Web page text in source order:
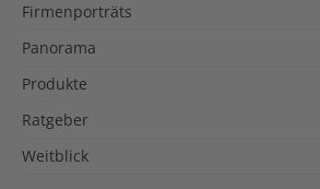
Firmenporträts
Panorama
Produkte
Ratgeber
Weitblick